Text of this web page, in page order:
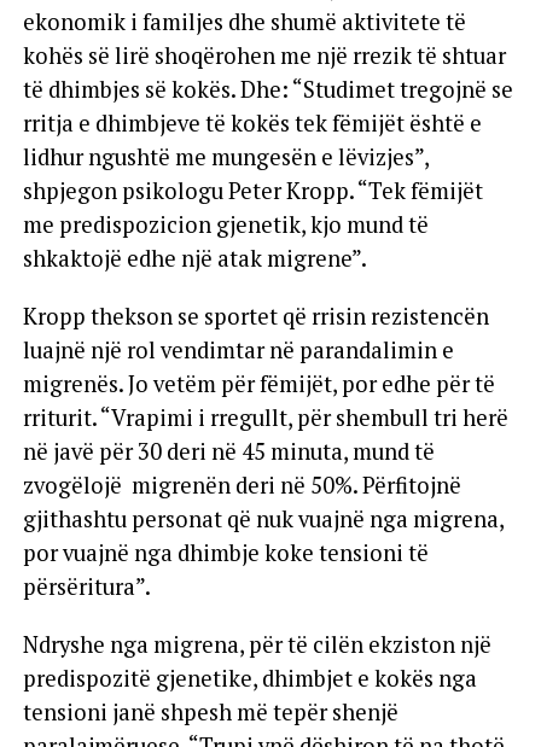
ekonomik i familjes dhe shumë aktivitete të
kohës së lirë shoqërohen me një rrezik të shtuar
të dhimbjes së kokës. Dhe: “Studimet tregojnë se
rritja e dhimbjeve të kokës tek fëmijët është e
lidhur ngushtë me mungesën e lëvizjes”,
shpjegon psikologu Peter Kropp. “Tek fëmijët
me predispozicion gjenetik, kjo mund të
shkaktojë edhe një atak migrene”.
Kropp thekson se sportet që rrisin rezistencën
luajnë një rol vendimtar në parandalimin e
migrenës. Jo vetëm për fëmijët, por edhe për të
rriturit. “Vrapimi i rregullt, për shembull tri herë
në javë për 30 deri në 45 minuta, mund të
zvogëlojë migrenën deri në 50%. Përfitojnë
gjithashtu personat që nuk vuajnë nga migrena,
por vuajnë nga dhimbje koke tensioni të
përsëritura”.
Ndryshe nga migrena, për të cilën ekziston një
predispozitë gjenetike, dhimbjet e kokës nga
tensioni janë shpesh më tepër shenjë